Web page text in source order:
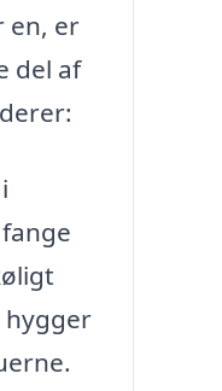
en, er
del af
hygger